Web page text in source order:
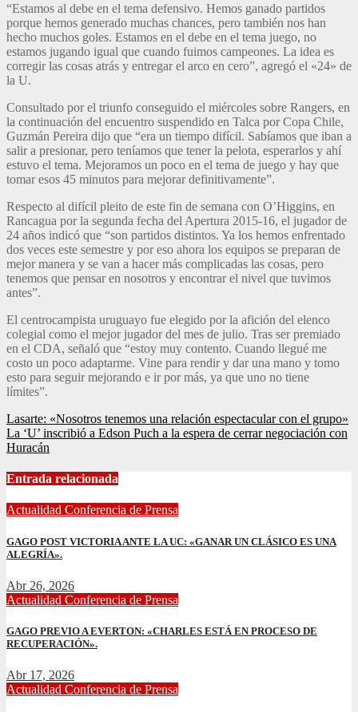
“Estamos al debe en el tema defensivo. Hemos ganado partidos
porque hemos generado muchas chances, pero también nos han
hecho muchos goles. Estamos en el debe en el tema juego, no
estamos jugando igual que cuando fuimos campeones. La idea es
corregir las cosas atrás y entregar el arco en cero”, agregó el «24» de
la U.
Consultado por el triunfo conseguido el miércoles sobre Rangers, en
la continuación del encuentro suspendido en Talca por Copa Chile,
Guzmán Pereira dijo que “era un tiempo difícil. Sabíamos que iban a
salir a presionar, pero teníamos que tener la pelota, esperarlos y ahí
estuvo el tema. Mejoramos un poco en el tema de juego y hay que
tomar esos 45 minutos para mejorar definitivamente”.
Respecto al difícil pleito de este fin de semana con O’Higgins, en
Rancagua por la segunda fecha del Apertura 2015-16, el jugador de
24 años indicó que “son partidos distintos. Ya los hemos enfrentado
dos veces este semestre y por eso ahora los equipos se preparan de
mejor manera y se van a hacer más complicadas las cosas, pero
tenemos que pensar en nosotros y encontrar el nivel que tuvimos
antes”.
El centrocampista uruguayo fue elegido por la afición del elenco
colegial como el mejor jugador del mes de julio. Tras ser premiado
en el CDA, señaló que “estoy muy contento. Cuando llegué me
costo un poco adaptarme. Vine para rendir y dar una mano y tomo
esto para seguir mejorando e ir por más, ya que uno no tiene
límites”.
Navegación
de
Lasarte: «Nosotros tenemos una relación espectacular con el grupo»
La ‘U’ inscribió a Edson Puch a la espera de cerrar negociación con
Huracán
Entrada relacionada
Actualidad Conferencia de Prensa
GAGO POST VICTORIA ANTE LA UC: «GANAR UN CLÁSICO ES UNA
ALEGRÍA».
Abr 26, 2026
Actualidad Conferencia de Prensa
GAGO PREVIO A EVERTON: «CHARLES ESTÁ EN PROCESO DE
RECUPERACIÓN».
Abr 17, 2026
Actualidad Conferencia de Prensa